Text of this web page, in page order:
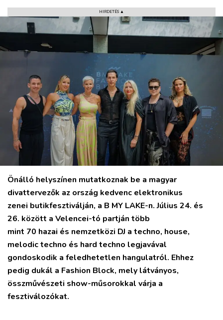
VÁROS
RÉGIÓ
KULTÚRA
PODCAST
MIX
HIRDETÉS ▲
Önálló helyszínen mutatkoznak be a magyar
divattervezők az ország kedvenc elektronikus
zenei butikfesztiválján, a B MY LAKE-n. Július 24. és
26. között a Velencei-tó partján több
mint 70 hazai és nemzetközi DJ a techno, house,
melodic techno és hard techno legjavával
gondoskodik a feledhetetlen hangulatról. Ehhez
pedig dukál a Fashion Block, mely látványos,
összművészeti show-műsorokkal várja a
fesztiválozókat.